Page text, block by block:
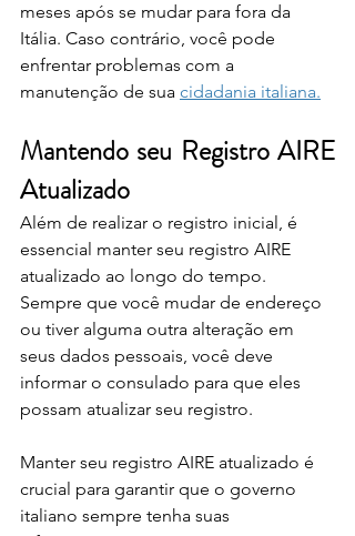
meses após se mudar para fora da
Itália. Caso contrário, você pode
enfrentar problemas com a
manutenção de sua cidadania italiana.
Mantendo seu Registro AIRE
Atualizado
Além de realizar o registro inicial, é
essencial manter seu registro AIRE
atualizado ao longo do tempo.
Sempre que você mudar de endereço
ou tiver alguma outra alteração em
seus dados pessoais, você deve
informar o consulado para que eles
possam atualizar seu registro.
Manter seu registro AIRE atualizado é
crucial para garantir que o governo
italiano sempre tenha suas